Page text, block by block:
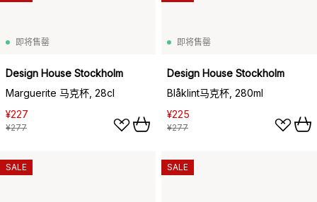
即将售罄
Design House Stockholm
Marguerite 马克杯, 28cl
¥227
¥277
即将售罄
Design House Stockholm
Blåklint马克杯, 280ml
¥225
¥277
SALE SALE